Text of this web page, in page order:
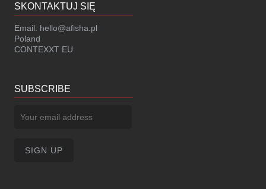
SKONTAKTUJ SIĘ
Email: hello@afisha.pl
Poland
CONTEXXT EU
SUBSCRIBE